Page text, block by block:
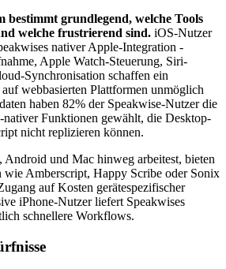
bestimmt grundlegend, welche Tools
welche frustrierend sind. iOS-Nutzer
nativer Apple-Integration -
Apple Watch-Steuerung, Siri-
Synchronisation schaffen ein
webbasierten Plattformen unmöglich
haben 82% der Speakwise-Nutzer die
Funktionen gewählt, die Desktop-
nicht replizieren können.
Android und Mac hinweg arbeitest, bieten
wie Amberscript, Happy Scribe oder Sonix
auf Kosten gerätespezifischer
iPhone-Nutzer liefert Speakwises
schnellere Workflows.